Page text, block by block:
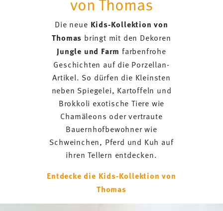
Die neue Kids-Kollektion von
Thomas bringt mit den Dekoren
Jungle und Farm farbenfrohe
Geschichten auf die Porzellan-
Artikel. So dürfen die Kleinsten
neben Spiegelei, Kartoffeln und
Brokkoli exotische Tiere wie
Chamäleons oder vertraute
Bauernhofbewohner wie
Schweinchen, Pferd und Kuh auf
ihren Tellern entdecken.
Entdecke die Kids-Kollektion von
Thomas